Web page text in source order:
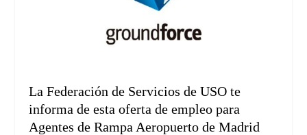
La Federación de Servicios de USO te
informa de esta oferta de empleo para
Agentes de Rampa Aeropuerto de Madrid